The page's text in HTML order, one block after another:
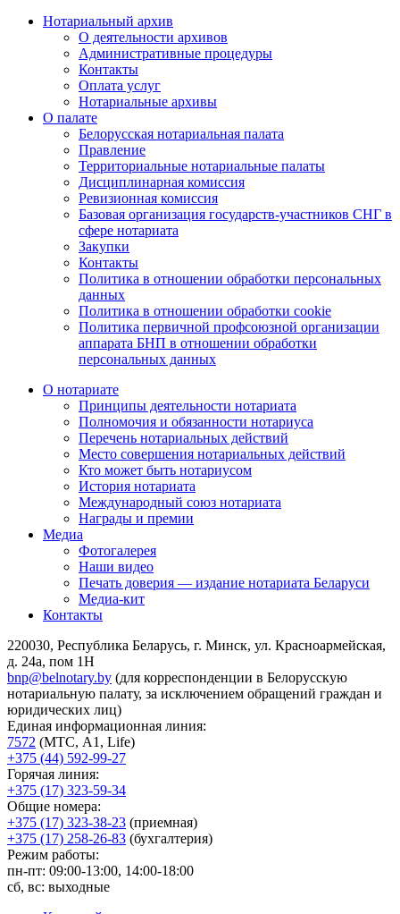
Нотариальный архив
О деятельности архивов
Административные процедуры
Контакты
Оплата услуг
Нотариальные архивы
О палате
Белорусская нотариальная палата
Правление
Территориальные нотариальные палаты
Дисциплинарная комиссия
Ревизионная комиссия
Базовая организация государств-участников СНГ в
сфере нотариата
Закупки
Контакты
Политика в отношении обработки персональных
данных
Политика в отношении обработки cookie
Политика первичной профсоюзной организации
аппарата БНП в отношении обработки
персональных данных
О нотариате
Принципы деятельности нотариата
Полномочия и обязанности нотариуса
Перечень нотариальных действий
Место совершения нотариальных действий
Кто может быть нотариусом
История нотариата
Международный союз нотариата
Награды и премии
Медиа
Фотогалерея
Наши видео
Печать доверия — издание нотариата Беларуси
Медиа-кит
Контакты
220030, Республика Беларусь, г. Минск, ул. Красноармейская,
д. 24а, пом 1Н
bnp@belnotary.by (для корреспонденции в Белорусскую
нотариальную палату, за исключением обращений граждан и
юридических лиц)
Единая информационная линия:
7572 (МТС, A1, Life)
+375 (44) 592-99-27
Горячая линия:
+375 (17) 323-59-34
Общие номера:
+375 (17) 323-38-23 (приемная)
+375 (17) 258-26-83 (бухгалтерия)
Режим работы:
пн-пт: 09:00-13:00, 14:00-18:00
сб, вс: выходные